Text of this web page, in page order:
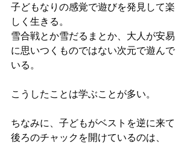
子どもなりの感覚で遊びを発見して楽
しく生きる。
雪合戦とか雪だるまとか、大人が安易
に思いつくものではない次元で遊んで
いる。
こうしたことは学ぶことが多い。
ちなみに、子どもがベストを逆に来て
後ろのチャックを開けているのは、